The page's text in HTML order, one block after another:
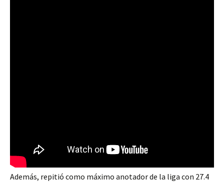
Además, repitió como máximo anotador de la liga con 27.4